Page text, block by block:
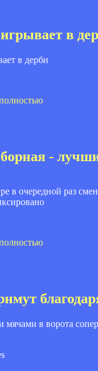
в
-
в очередной раз
мячами в ворота